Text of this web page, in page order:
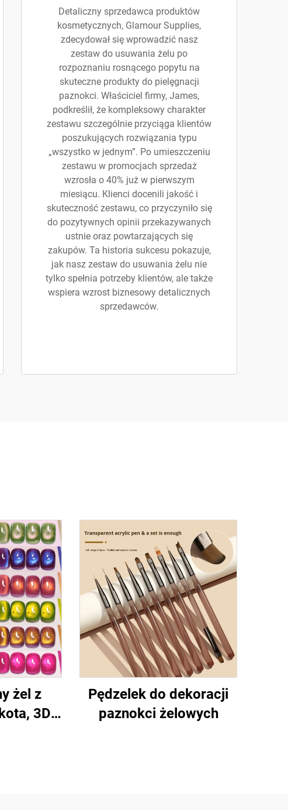
Detaliczny sprzedawca produktów
kosmetycznych, Glamour Supplies,
zdecydował się wprowadzić nasz
zestaw do usuwania żelu po
rozpoznaniu rosnącego popytu na
skuteczne produkty do pielęgnacji
paznokci. Właściciel firmy, James,
podkreślił, że kompleksowy charakter
zestawu szczególnie przyciąga klientów
poszukujących rozwiązania typu
„wszystko w jednym”. Po umieszczeniu
zestawu w promocjach sprzedaż
wzrosła o 40% już w pierwszym
miesiącu. Klienci docenili jakość i
skuteczność zestawu, co przyczyniło się
do pozytywnych opinii przekazywanych
ustnie oraz powtarzających się
zakupów. Ta historia sukcesu pokazuje,
jak nasz zestaw do usuwania żelu nie
tylko spełnia potrzeby klientów, ale także
wspiera wzrost biznesowy detalicznych
sprzedawców.
żel z
3D
Pędzelek do dekoracji
paznokci żelowych